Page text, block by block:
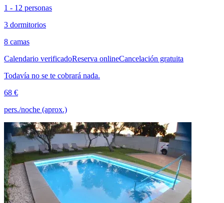
1 - 12 personas
3 dormitorios
8 camas
Calendario verificadoReserva onlineCancelación gratuita
Todavía no se te cobrará nada.
68 €
pers./noche (aprox.)